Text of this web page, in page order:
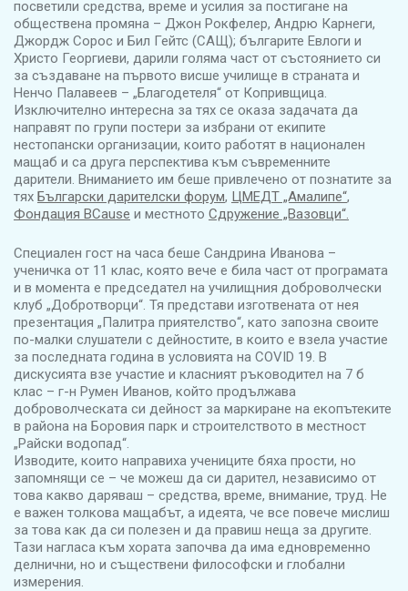
посветили средства, време и усилия за постигане на
обществена промяна – Джон Рокфелер, Андрю Карнеги,
Джордж Сорос и Бил Гейтс (САЩ); българите Евлоги и
Христо Георгиеви, дарили голяма част от състоянието си
за създаване на първото висше училище в страната и
Ненчо Палавеев – „Благодетеля“ от Копривщица.
Изключително интересна за тях се оказа задачата да
направят по групи постери за избрани от екипите
нестопански организации, които работят в национален
мащаб и са друга перспектива към съвременните
дарители. Вниманието им беше привлечено от познатите за
тях Български дарителски форум, ЦМЕДТ „Амалипе“,
Фондация BCause и местното Сдружение „Вазовци“.
Специален гост на часа беше Сандрина Иванова –
ученичка от 11 клас, която вече е била част от програмата
и в момента е председател на училищния доброволчески
клуб „Добротворци“. Тя представи изготвената от нея
презентация „Палитра приятелство“, като запозна своите
по-малки слушатели с дейностите, в които е взела участие
за последната година в условията на COVID 19. В
дискусията взе участие и класният ръководител на 7 б
клас – г-н Румен Иванов, който продължава
доброволческата си дейност за маркиране на екопътеките
в района на Боровия парк и строителството в местност
„Райски водопад“.
Изводите, които направиха учениците бяха прости, но
запомнящи се – че можеш да си дарител, независимо от
това какво даряваш – средства, време, внимание, труд. Не
е важен толкова мащабът, а идеята, че все повече мислиш
за това как да си полезен и да правиш неща за другите.
Тази нагласа към хората започва да има едновременно
делнични, но и съществени философски и глобални
измерения.